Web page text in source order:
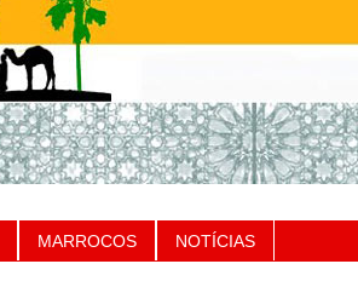
MARROCOS NOTÍCIAS